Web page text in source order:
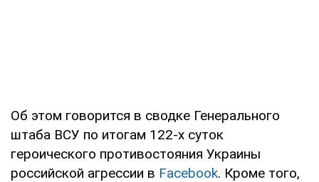
Об этом говорится в сводке Генерального
штаба ВСУ по итогам 122-х суток
героического противостояния Украины
российской агрессии в Facebook. Кроме того,